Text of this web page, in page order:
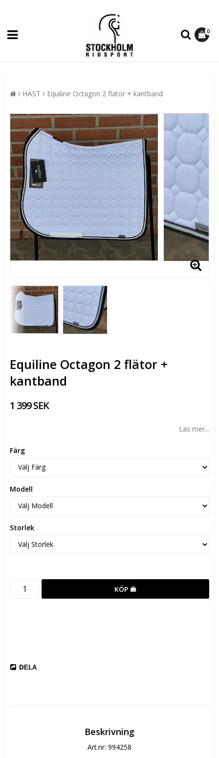
0
HÄST Equiline Octagon 2 flätor + kantband
Equiline Octagon 2 flätor +
kantband
1 399 SEK
Läs mer...
Färg
Modell
Storlek
KÖP
DELA
Beskrivning
Art.nr: 994258